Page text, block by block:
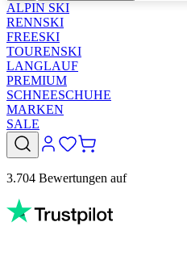
ALPIN SKI
RENNSKI
FREESKI
TOURENSKI
LANGLAUF
PREMIUM
SCHNEESCHUHE
MARKEN
SALE
3.704 Bewertungen auf